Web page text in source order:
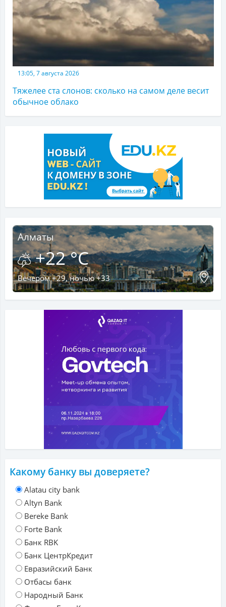
13:05, 7 августа 2026
Тяжелее ста слонов: сколько на самом деле весит
обычное облако
Алматы
+22 °C
Вечером +29, ночью +33
Какому банку вы доверяете?
Alatau city bank
Altyn Bank
Bereke Bank
Forte Bank
Банк RBK
Банк ЦентрКредит
Евразийский Банк
Отбасы банк
Народный Банк